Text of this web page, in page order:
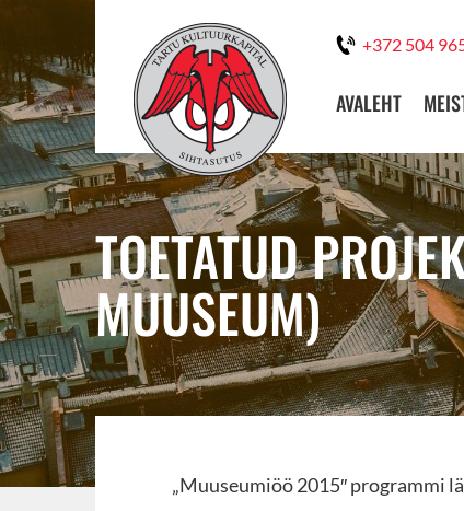
+372 504
AVALEHT
TOETATUD
MUUSEUM)
„Muuseumiöö 2015″ programmi